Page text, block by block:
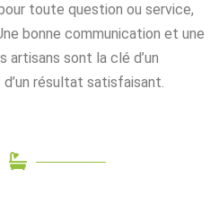
toute question ou service,
bonne communication et une
artisans sont la clé d’un
résultat satisfaisant.